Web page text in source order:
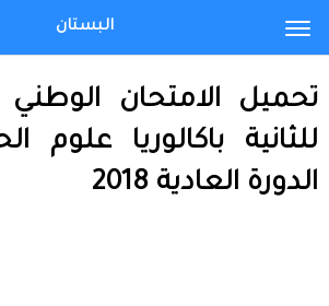
تحميل الامتحان
للثانية باكالوريا علوم
الدورة العادية 2018
البستان